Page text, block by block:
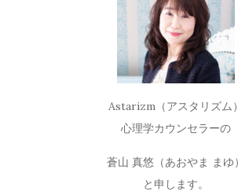
Astarizm（アスタリズム）
心理学カウンセラーの
蒼山 真悠（あおやま まゆ）
と申します。